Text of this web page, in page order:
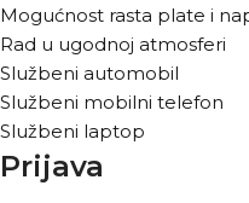
Mogućnost rasta plate i
Rad u ugodnoj atmosferi
Službeni automobil
Službeni mobilni telefon
Službeni laptop
Prijava